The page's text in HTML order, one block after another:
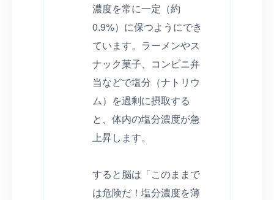
濃度を常に一定（約
0.9%）に保つようにでき
ています。ラーメンやス
ナック菓子、コンビニ弁
当などで塩分（ナトリウ
ム）を過剰に摂取する
と、体内の塩分濃度が急
上昇します。
すると脳は「このままで
は危険だ！塩分濃度を薄